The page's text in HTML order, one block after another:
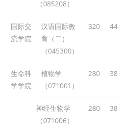
（085208）
国际交
流学院
汉语国际教
育（二）
（045300）
320 44
生命科
学学院
植物学
（071001）
280 38
神经生物学
（071006）
280 38